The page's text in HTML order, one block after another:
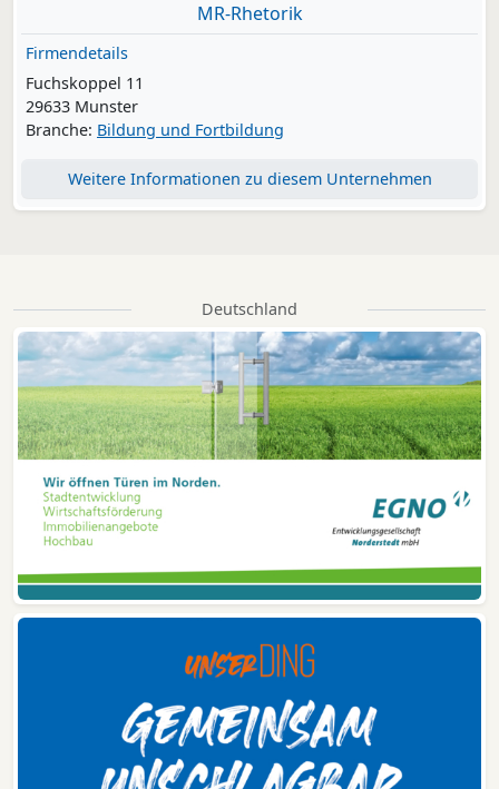
MR-Rhetorik
Firmendetails
Fuchskoppel 11
29633 Munster
Branche: Bildung und Fortbildung
Weitere Informationen zu diesem Unternehmen
Deutschland